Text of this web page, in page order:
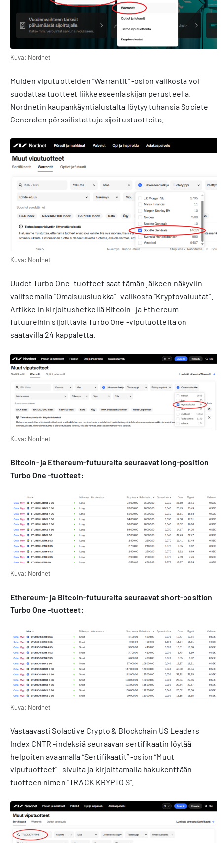
Kuva: Nordnet
Muiden viputuotteiden ”Warrantit” -osion valikosta voi
suodattaa tuotteet liikkeeseenlaskijan perusteella.
Nordnetin kaupankäyntialustalta löytyy tuhansia Societe
Generalen pörssilistattuja sijoitustuotteita.
Kuva: Nordnet
Uudet Turbo One -tuotteet saat tämän jälkeen näkyviin
valitsemalla ”Omaisuusluokka” -valikosta ”Kryptovaluutat”.
Artikkelin kirjoitushetkellä Bitcoin- ja Ethereum-
futuureihin sijoittavia Turbo One -viputuotteita on
saatavilla 24 kappaletta.
Kuva: Nordnet
Bitcoin- ja Ethereum-futuureita seuraavat long-position
Turbo One -tuotteet:
Kuva: Nordnet
Ethereum- ja Bitcoin-futuureita seuraavat short-position
Turbo One -tuotteet:
Kuva: Nordnet
Vastaavasti Solactive Crypto & Blockchain US Leaders
Index CNTR -indeksiä seuraavan sertifikaatin löytää
helpoiten avaamalla ”Sertifikaatit” -osion ”Muut
viputuotteet” -sivulta ja kirjoittamalla hakukenttään
tuotteen nimen ”TRACK KRYPTO S”.